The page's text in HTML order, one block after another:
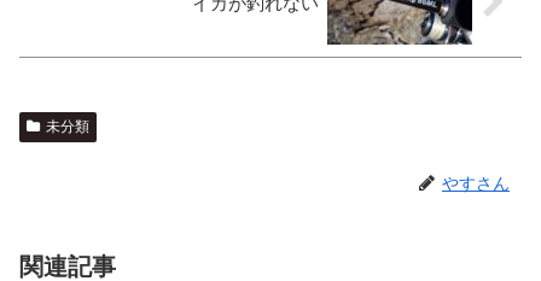
未分類
やすさん
関連記事